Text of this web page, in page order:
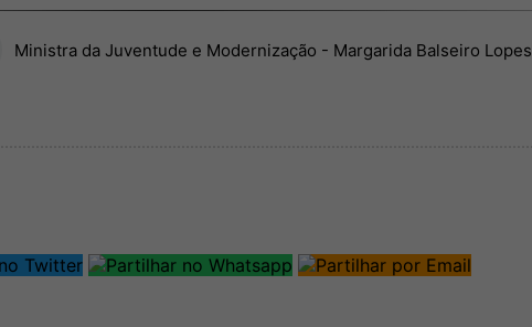
Ministra da Juventude e Modernização - Margarida Balseiro Lopes